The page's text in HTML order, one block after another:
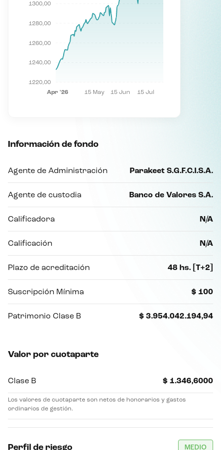
1300,00
1280,00
1260,00
1240,00
1220,00
Apr '26 15 May 15 Jun 15 Jul
Información de fondo
Agente de Administración Parakeet S.G.F.C.I.S.A.
Agente de custodia Banco de Valores S.A.
Calificadora N/A
Calificación N/A
Plazo de acreditación 48 hs. [T+2]
Suscripción Mínima $ 100
Patrimonio Clase B $ 3.954.042.194,94
Valor por cuotaparte
Clase B $ 1.346,6000
Los valores de cuotaparte son netos de honorarios y gastos
ordinarios de gestión.
Perfil de riesgo MEDIO